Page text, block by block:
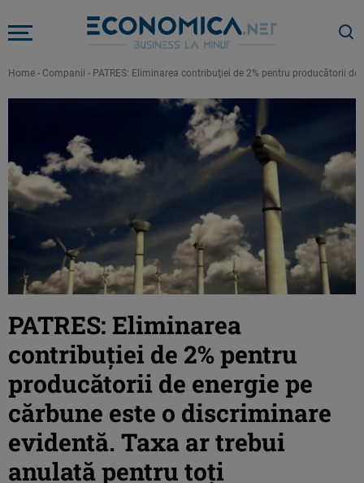
Home - Companii - PATRES: Eliminarea contribuţiei de 2% pentru producătorii
PATRES: Eliminarea
contribuţiei de 2% pentru
producătorii de energie pe
cărbune este o discriminare
evidentă. Taxa ar trebui
anulată pentru toţi